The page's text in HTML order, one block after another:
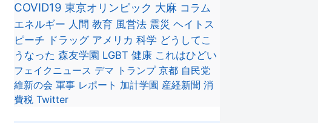
COVID19 東京オリンピック 大麻 コラム
エネルギー 人間 教育 風営法 震災 ヘイトス
ピーチ ドラッグ アメリカ 科学 どうしてこ
うなった 森友学園 LGBT 健康 これはひどい
フェイクニュース デマ トランプ 京都 自民党
維新の会 軍事 レポート 加計学園 産経新聞 消
費税 Twitter